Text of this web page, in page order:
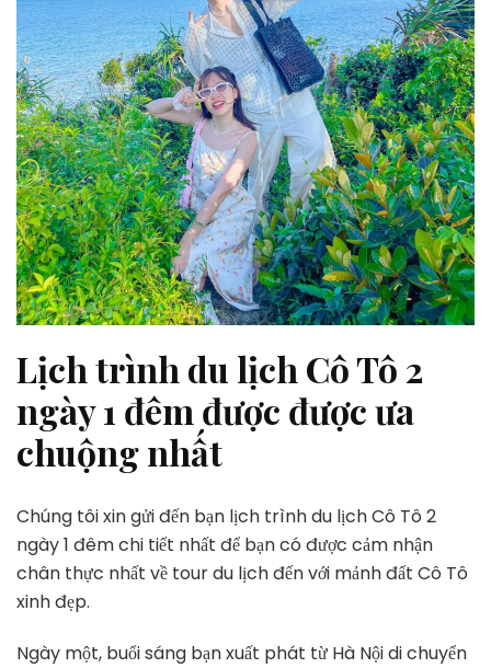
Lịch trình du lịch Cô Tô 2
ngày 1 đêm được được ưa
chuộng nhất
Chúng tôi xin gửi đến bạn lịch trình du lịch Cô Tô 2
ngày 1 đêm chi tiết nhất để bạn có được cảm nhận
chân thực nhất về tour du lịch đến với mảnh đất Cô Tô
xinh đẹp.
Ngày một, buổi sáng bạn xuất phát từ Hà Nội di chuyển